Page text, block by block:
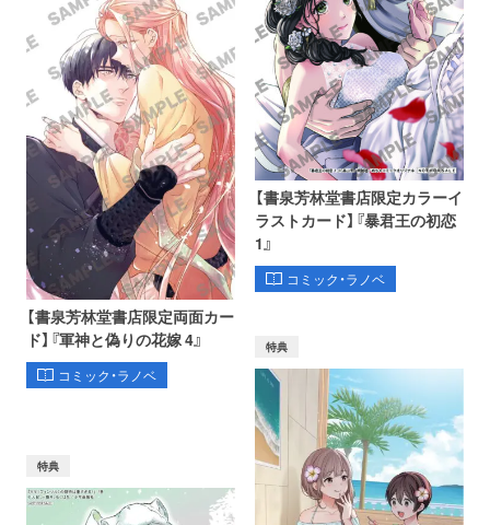
【書泉芳林堂書店限定両面カー
ド】『軍神と偽りの花嫁 4』
コミック・ラノベ
【書泉芳林堂書店限定カラーイ
ラストカード】『暴君王の初恋
1』
コミック・ラノベ
特典
特典